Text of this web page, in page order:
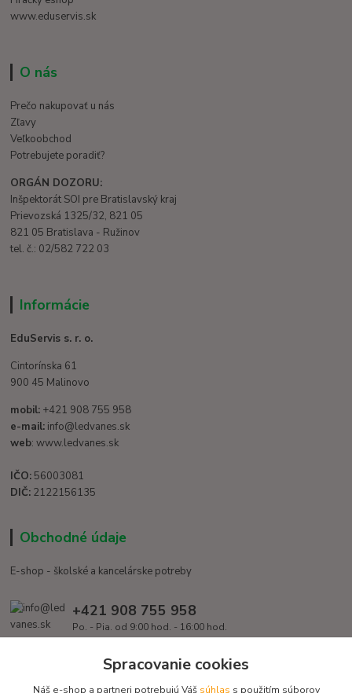
www.eduservis.sk
O nás
Prečo nakupovať u nás
Zľavy
Veľkoobchod
Potrebujete poradiť?
ORGÁN DOZORU:
Inšpektorát SOI pre Bratislavský kraj
Prievozská 1325/32, 821 05
821 05 Bratislava - Ružinov
tel. č.: 02/582 722 03
Informácie
EduServis s. r. o.
Cintorínska 61
900 45 Malinovo
mobil: +421 908 755 958
e-mail: info@ledvanes.sk
web: www.ledvanes.sk
IČO: 56003081
DIČ: 2122156135
Obchodné údaje
E-shop - školské a kancelárske potreby
+421 908 755 958
Po. - Pia. od 9:00 hod. - 16:00 hod.
info@ledvanes.skSpracovanie cookies
Náš e-shop a partneri potrebujú Váš súhlas s použitím súborov